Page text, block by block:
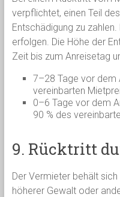
verpflichtet, einen Teil
Entschädigung zu
erfolgen. Die Höhe der
Zeit bis zum Anreisetag
7–28 Tage vor dem
vereinbarten
0–6 Tage vor dem
90 % des
9. Rücktritt
Der Vermieter behält
höherer Gewalt oder